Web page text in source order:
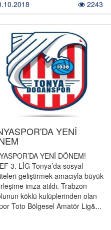
2243
YENİ
YENİ DÖNEM!
3. LİG Tonya’da sosyal
geliştirmek amacıyla büyük
imza atıldı. Trabzon
köklü kulüplerinden olan
Toto Bölgesel Amatör Lig&...